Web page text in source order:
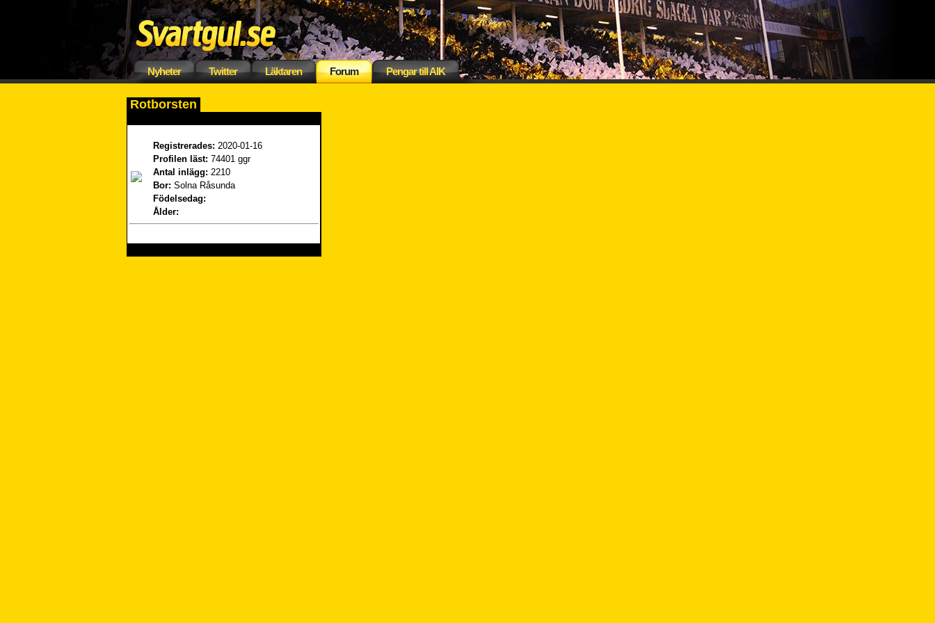
Nyheter Twitter Läktaren Forum Pengar till AIK
Rotborsten
Registrerades: 2020-01-16
Profilen läst: 74401 ggr
Antal inlägg: 2210
Bor: Solna Råsunda
Födelsedag:
Ålder: